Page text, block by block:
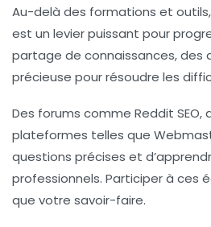
Au-delà des formations et
est un levier puissant pour
partage de connaissances, des
précieuse pour résoudre les
Des forums comme Reddit
plateformes telles que
questions précises et
professionnels. Participer à ces
que votre savoir-faire.